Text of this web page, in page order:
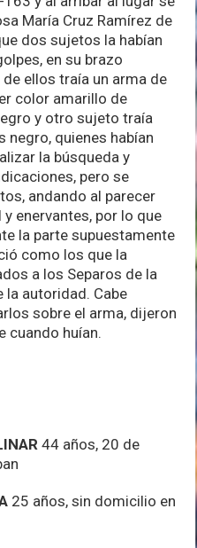
María Cruz Ramírez de
dos sujetos la habían
en su brazo
ellos traía un arma de
color amarillo de
y otro sujeto traía
negro, quienes habían
la búsqueda y
pero se
andando al parecer
enervantes, por lo que
la parte supuestamente
como los que la
a los Separos de la
la autoridad. Cabe
sobre el arma, dijeron
cuando huían.
44 años, 20 de
25 años, sin domicilio en